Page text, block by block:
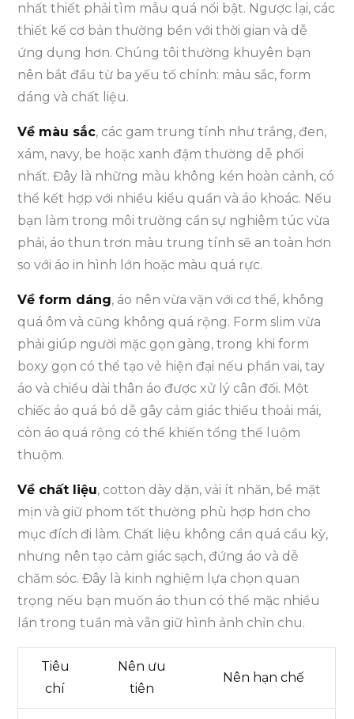
nhất thiết phải tìm mẫu quá nổi bật. Ngược lại, các
thiết kế cơ bản thường bền với thời gian và dễ
ứng dụng hơn. Chúng tôi thường khuyên bạn
nên bắt đầu từ ba yếu tố chính: màu sắc, form
dáng và chất liệu.
Về màu sắc, các gam trung tính như trắng, đen,
xám, navy, be hoặc xanh đậm thường dễ phối
nhất. Đây là những màu không kén hoàn cảnh, có
thể kết hợp với nhiều kiểu quần và áo khoác. Nếu
bạn làm trong môi trường cần sự nghiêm túc vừa
phải, áo thun trơn màu trung tính sẽ an toàn hơn
so với áo in hình lớn hoặc màu quá rực.
Về form dáng, áo nên vừa vặn với cơ thể, không
quá ôm và cũng không quá rộng. Form slim vừa
phải giúp người mặc gọn gàng, trong khi form
boxy gọn có thể tạo vẻ hiện đại nếu phần vai, tay
áo và chiều dài thân áo được xử lý cân đối. Một
chiếc áo quá bó dễ gây cảm giác thiếu thoải mái,
còn áo quá rộng có thể khiến tổng thể luộm
thuộm.
Về chất liệu, cotton dày dặn, vải ít nhăn, bề mặt
mịn và giữ phom tốt thường phù hợp hơn cho
mục đích đi làm. Chất liệu không cần quá cầu kỳ,
nhưng nên tạo cảm giác sạch, đứng áo và dễ
chăm sóc. Đây là kinh nghiệm lựa chọn quan
trọng nếu bạn muốn áo thun có thể mặc nhiều
lần trong tuần mà vẫn giữ hình ảnh chỉn chu.
Tiêu
chí
Nên ưu
tiên
Nên hạn chế